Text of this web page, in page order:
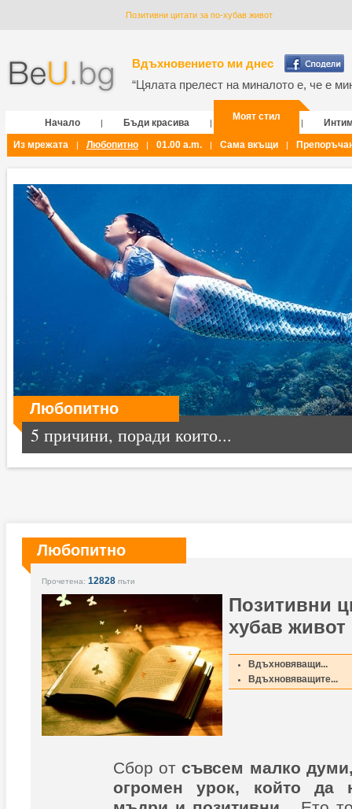
Позитивни цитати за по-хубав живот
Вдъхновението ми днес
“Цялата прелест на миналото е, че е
Начало | Бъди красива |
Моят стил
|
Из мрежата
| Любопитно | 01.00 a.m. | Сама вкъщи |
Любопитно
5 причини, поради които...
Любопитно
Прочетена: 12828 пъти
Позитивни
хубав живот
Вдъхновяващи...
Вдъхновяващите...
Сбор отсъвсем малко
огромен урок, който да